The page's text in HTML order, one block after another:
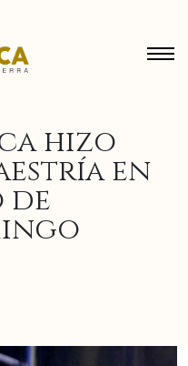
hizo
en